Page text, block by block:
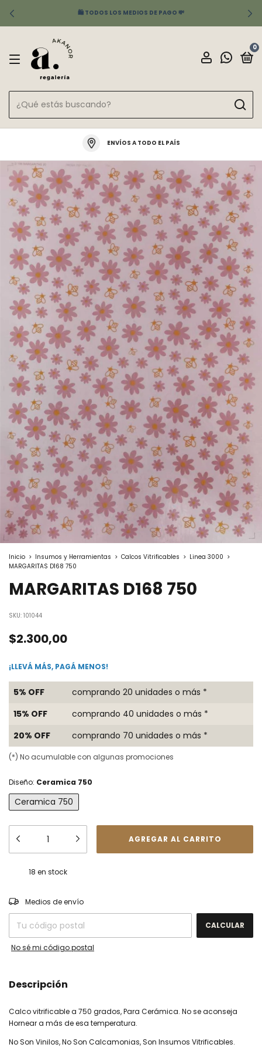
🛍️ TODOS LOS MEDIOS DE PAGO 💸
0
ENVÍOS A TODO EL PAÍS
Inicio > Insumos y Herramientas > Calcos Vitrificables > Linea 3000 >
MARGARITAS D168 750
MARGARITAS D168 750
SKU: 101044
$2.300,00
¡LLEVÁ MÁS, PAGÁ MENOS!
5% OFF
comprando 20 unidades o más *
15% OFF
comprando 40 unidades o más *
20% OFF
comprando 70 unidades o más *
(*) No acumulable con algunas promociones
Diseño: Ceramica 750
Ceramica 750
18 en stock
Entregas para el CP:
Medios de envío
CALCULAR
No sé mi código postal
Descripción
Calco vitrificable a 750 grados, Para Cerámica. No se aconseja
Hornear a más de esa temperatura.
No Son Vinilos, No Son Calcamonias, Son Insumos Vitrificables.